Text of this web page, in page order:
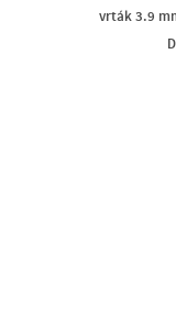
vrták 3.9